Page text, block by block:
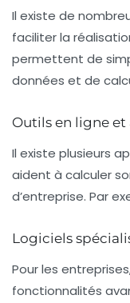
Il existe de
faciliter la
permettent de
données et de
Outils en ligne
Il existe plusieurs
aident à calculer
d’entreprise. Par
Logiciels
Pour les
fonctionnalités